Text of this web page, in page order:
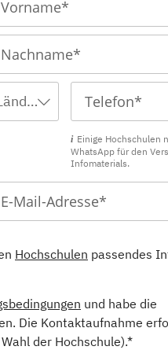
Ländervorwahl wählen ...
Einige Hochschulen
WhatsApp für den
Infomaterials.
Hochschulen passendes
und habe die
Die Kontaktaufnahme
der Hochschule).*